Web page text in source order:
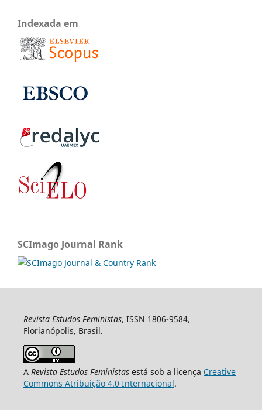
Indexada em
SCImago Journal Rank
Revista Estudos Feministas, ISSN 1806-9584,
Florianópolis, Brasil.
A Revista Estudos Feministasestá sob a licença Creative
Commons Atribuição 4.0 Internacional.